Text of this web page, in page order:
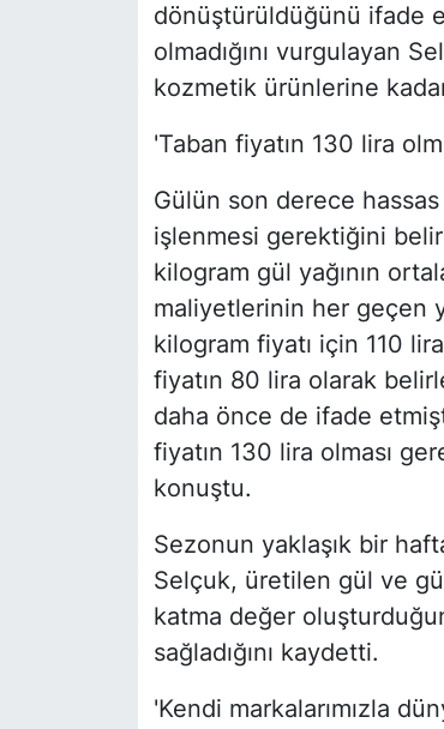
dönüştürüldüğünü ifade
olmadığını vurgulayan
kozmetik ürünlerine
'Taban fiyatın 130 lira
Gülün son derece
işlenmesi gerektiğini
kilogram gül yağının
maliyetlerinin her geçen
kilogram fiyatı için 110
fiyatın 80 lira olarak
daha önce de ifade
fiyatın 130 lira olması
konuştu.
Sezonun yaklaşık bir
Selçuk, üretilen gül ve
katma değer
sağladığını kaydetti.
'Kendi markalarımızla